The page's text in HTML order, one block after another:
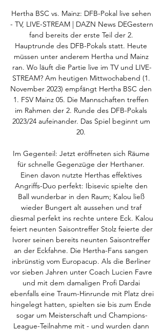
Hertha BSC vs. Mainz: DFB-Pokal live sehen
- TV, LIVE-STREAM | DAZN News DEGestern
fand bereits der erste Teil der 2.
Hauptrunde des DFB-Pokals statt. Heute
müssen unter anderem Hertha und Mainz
ran. Wo läuft die Partie live im TV und LIVE-
STREAM? Am heutigen Mittwochabend (1.
November 2023) empfängt Hertha BSC den
1. FSV Mainz 05. Die Mannschaften treffen
im Rahmen der 2. Runde des DFB-Pokals
2023/24 aufeinander. Das Spiel beginnt um
20.
Im Gegenteil: Jetzt eröffneten sich Räume
für schnelle Gegenzüge der Herthaner.
Einen davon nutzte Herthas effektives
Angriffs-Duo perfekt: Ibisevic spielte den
Ball wunderbar in den Raum; Kalou ließ
wieder Bungert alt aussehen und traf
diesmal perfekt ins rechte untere Eck. Kalou
feiert neunten Saisontreffer Stolz feierte der
Ivorer seinen bereits neunten Saisontreffer
an der Eckfahne. Die Hertha-Fans sangen
inbrünstig vom Europacup. Als die Berliner
vor sieben Jahren unter Coach Lucien Favre
und mit dem damaligen Profi Dardai
ebenfalls eine Traum-Hinrunde mit Platz drei
hingelegt hatten, spielten sie bis zum Ende
sogar um Meisterschaft und Champions-
League-Teilnahme mit - und wurden dann